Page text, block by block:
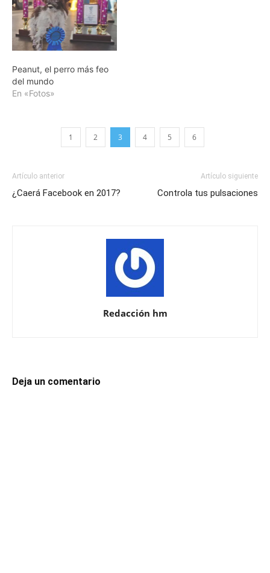
Peanut, el perro más feo
del mundo
En «Fotos»
1 2 3 4 5 6
Artículo anterior
¿Caerá Facebook en 2017?
Artículo siguiente
Controla tus pulsaciones
Redacción hm
Deja un comentario